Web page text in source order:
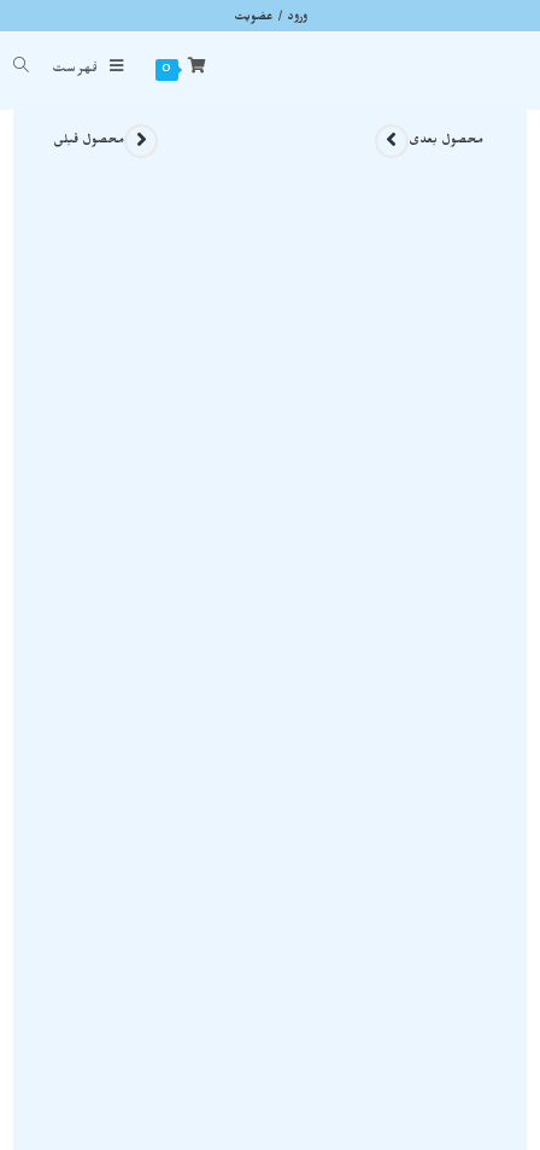
ورود / عضویت
0 فهرست
آویز بلور کوارتز اصل و معدنی نمونه استثنایی و زیبا a683
محصول قبلی محصول بعدی